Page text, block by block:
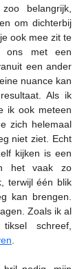
belangrijk,
om dichterbij
ook mee zit te
ons met een
een ander
nuance kan
Als ik
zich helemaal
niet ziet. Echt
kijken is een
het vaak zo
terwijl één blik
kan brengen.
Zoals ik al